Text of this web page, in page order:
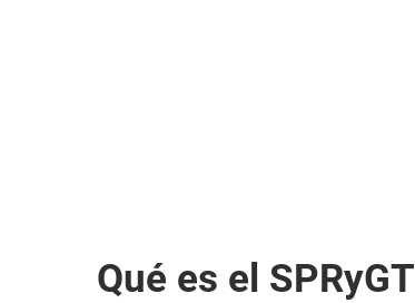
Qué es el SPRyGT